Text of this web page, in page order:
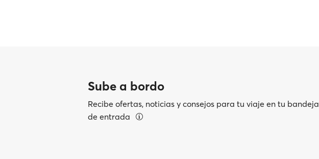
Sube a bordo
Recibe ofertas, noticias y consejos para tu viaje en tu bandeja
de entrada